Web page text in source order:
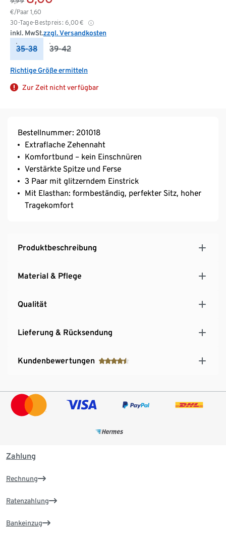
€/Paar 1,60
30-Tage-Bestpreis: 6,00 €
inkl. MwSt.zzgl. Versandkosten
35-38 39-42
Richtige Größe ermitteln
Zur Zeit nicht verfügbar
Bestellnummer: 201018
Extraflache Zehennaht
Komfortbund – kein Einschnüren
Verstärkte Spitze und Ferse
3 Paar mit glitzerndem Einstrick
Mit Elasthan: formbeständig, perfekter Sitz, hoher
Tragekomfort
Produktbeschreibung
Material & Pflege
Qualität
Lieferung & Rücksendung
Kundenbewertungen
Zahlung
Rechnung
Ratenzahlung
Bankeinzug